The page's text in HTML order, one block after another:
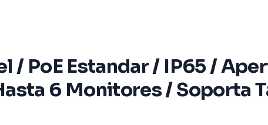
/ PoE Estandar / IP65 /
6 Monitores / Soporta